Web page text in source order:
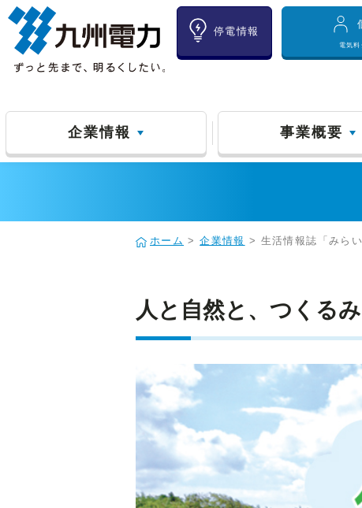
停電情報
電気
企業情報 事業概要
ホーム >企業情報 > 生活情報誌「みら
人と自然と、つくる